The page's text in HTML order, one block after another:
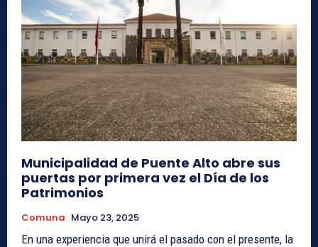
Municipalidad de Puente Alto abre sus
puertas por primera vez el Día de los
Patrimonios
Comuna Mayo 23, 2025
En una experiencia que unirá el pasado con el presente, la